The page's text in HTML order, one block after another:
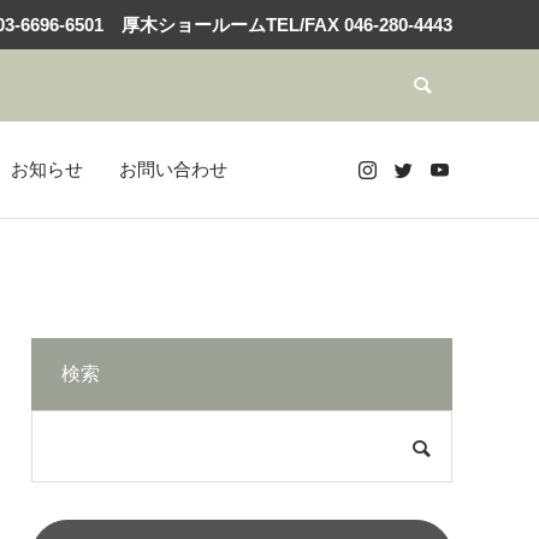
6696-6501 厚木ショールームTEL/FAX 046-280-4443
お知らせ お問い合わせ
検索